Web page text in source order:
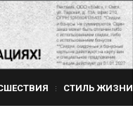
СТИЛЬ ЖИЗНИ